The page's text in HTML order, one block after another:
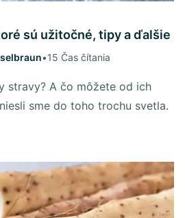
sú užitočné, tipy a ďalšie
•15 Čas čítania
stravy? A čo môžete od ich
sme do toho trochu svetla.